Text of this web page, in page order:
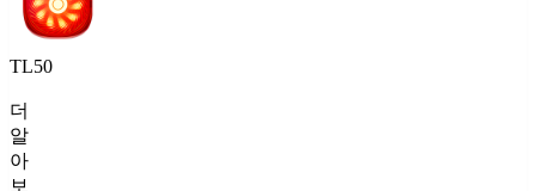
TL50
더
알
아
보